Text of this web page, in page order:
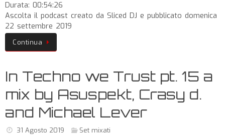
Durata: 00:54:26
Ascolta il podcast creato da Sliced DJ e pubblicato domenica
22 settembre 2019
Continua
In Techno we Trust pt. 15 a
mix by Asuspekt, Crasy d.
and Michael Lever
31 Agosto 2019
Set mixati